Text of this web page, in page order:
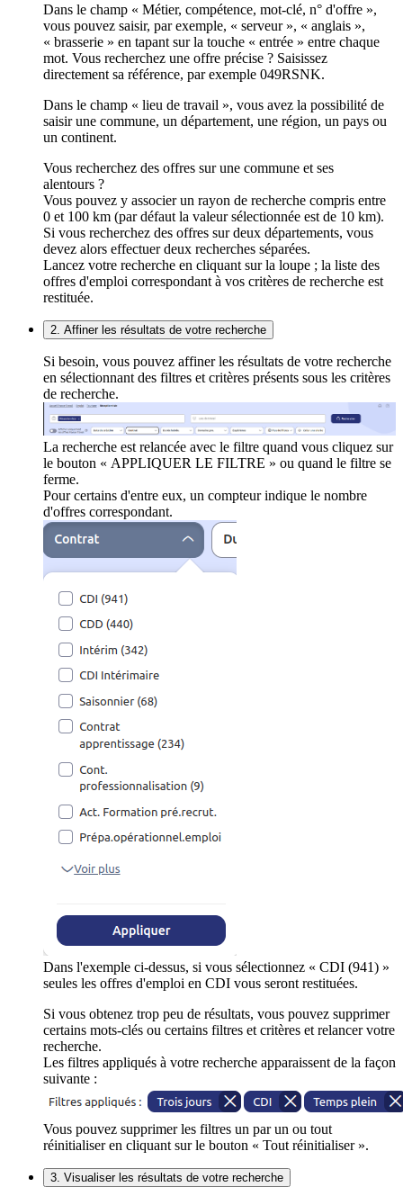
Dans le champ « Métier, compétence, mot-clé, n° d'offre »,
vous pouvez saisir, par exemple, « serveur », « anglais »,
« brasserie » en tapant sur la touche « entrée » entre chaque
mot. Vous recherchez une offre précise ? Saisissez
directement sa référence, par exemple 049RSNK.
Dans le champ « lieu de travail », vous avez la possibilité de
saisir une commune, un département, une région, un pays ou
un continent.
Vous recherchez des offres sur une commune et ses
alentours ?
Vous pouvez y associer un rayon de recherche compris entre
0 et 100 km (par défaut la valeur sélectionnée est de 10 km).
Si vous recherchez des offres sur deux départements, vous
devez alors effectuer deux recherches séparées.
Lancez votre recherche en cliquant sur la loupe ; la liste des
offres d'emploi correspondant à vos critères de recherche est
restituée.
2. Affiner les résultats de votre recherche
Si besoin, vous pouvez affiner les résultats de votre recherche
en sélectionnant des filtres et critères présents sous les critères
de recherche.
La recherche est relancée avec le filtre quand vous cliquez sur
le bouton « APPLIQUER LE FILTRE » ou quand le filtre se
ferme.
Pour certains d'entre eux, un compteur indique le nombre
d'offres correspondant.
Dans l'exemple ci-dessus, si vous sélectionnez « CDI (941) »
seules les offres d'emploi en CDI vous seront restituées.
Si vous obtenez trop peu de résultats, vous pouvez supprimer
certains mots-clés ou certains filtres et critères et relancer votre
recherche.
Les filtres appliqués à votre recherche apparaissent de la façon
suivante :
Vous pouvez supprimer les filtres un par un ou tout
réinitialiser en cliquant sur le bouton « Tout réinitialiser ».
3. Visualiser les résultats de votre recherche